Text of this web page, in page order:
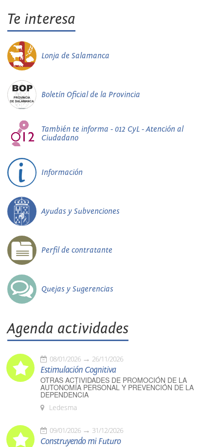
Te interesa
Lonja de Salamanca
Boletín Oficial de la Provincia
También te informa - 012 CyL - Atención al
Ciudadano
Información
Ayudas y Subvenciones
Perfil de contratante
Quejas y Sugerencias
Agenda actividades
08/01/2026 26/11/2026
Estimulación Cognitiva
OTRAS ACTIVIDADES DE PROMOCIÓN DE LA
AUTONOMÍA PERSONAL Y PREVENCIÓN DE LA
DEPENDENCIA
Ledesma
09/01/2026 31/12/2026
Construyendo mi Futuro